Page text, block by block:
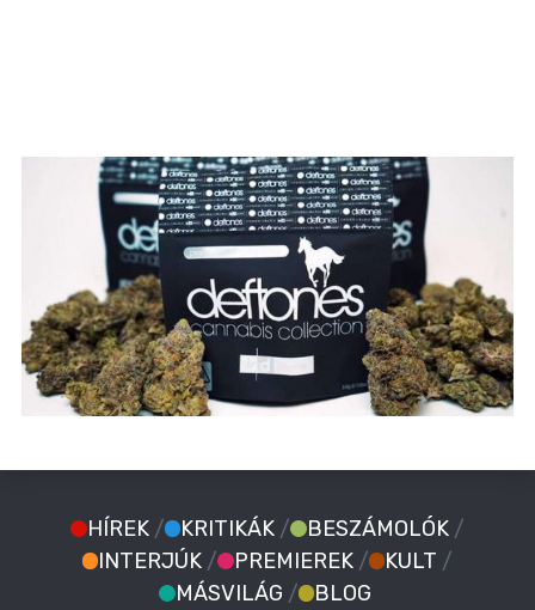
HÍREK / KRITIKÁK / BESZÁMOLÓK /
INTERJÚK / PREMIEREK / KULT /
MÁSVILÁG / BLOG